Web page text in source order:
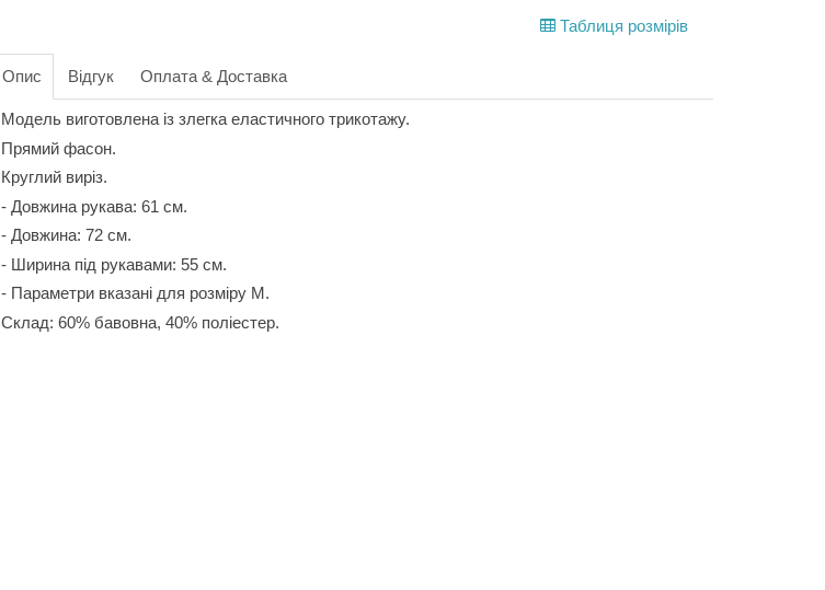
Таблиця розмірів
Опис Відгук Оплата & Доставка
Модель виготовлена із злегка еластичного трикотажу.
Прямий фасон.
Круглий виріз.
- Довжина рукава: 61 см.
- Довжина: 72 см.
- Ширина під рукавами: 55 см.
- Параметри вказані для розміру М.
Склад: 60% бавовна, 40% поліестер.